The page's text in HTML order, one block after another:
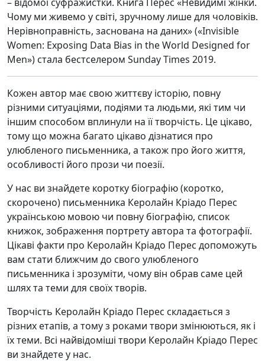
Чому ми живемо у світі, зручному лише для чоловіків.
Нерівноправність, заснована на даних» («Invisible
Women: Exposing Data Bias in the World Designed for
Men») стала бестселером Sunday Times 2019.
Кожен автор має свою життєву історію, повну
різними ситуаціями, подіями та людьми, які тим чи
іншим способом вплинули на її творчість. Це цікаво,
тому що можна багато цікаво дізнатися про
улюбленого письменника, а також про його життя,
особливості його прози чи поезії.
У нас ви знайдете коротку біографію (коротко,
скорочено) письменника Керолайн Кріадо Перес
українською мовою чи повну біографію, список
книжок, зображення портрету автора та фотографії.
Цікаві факти про Керолайн Кріадо Перес допоможуть
вам стати ближчим до свого улюбленого
письменника і зрозуміти, чому він обрав саме цей
шлях та теми для своїх творів.
Творчість Керолайн Кріадо Перес складається з
різних етапів, а тому з роками твори змінюються, як і
їх теми. Всі найвідоміші твори Керолайн Кріадо Перес
ви знайдете у нас.